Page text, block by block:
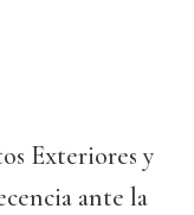
Exteriores y
ante la